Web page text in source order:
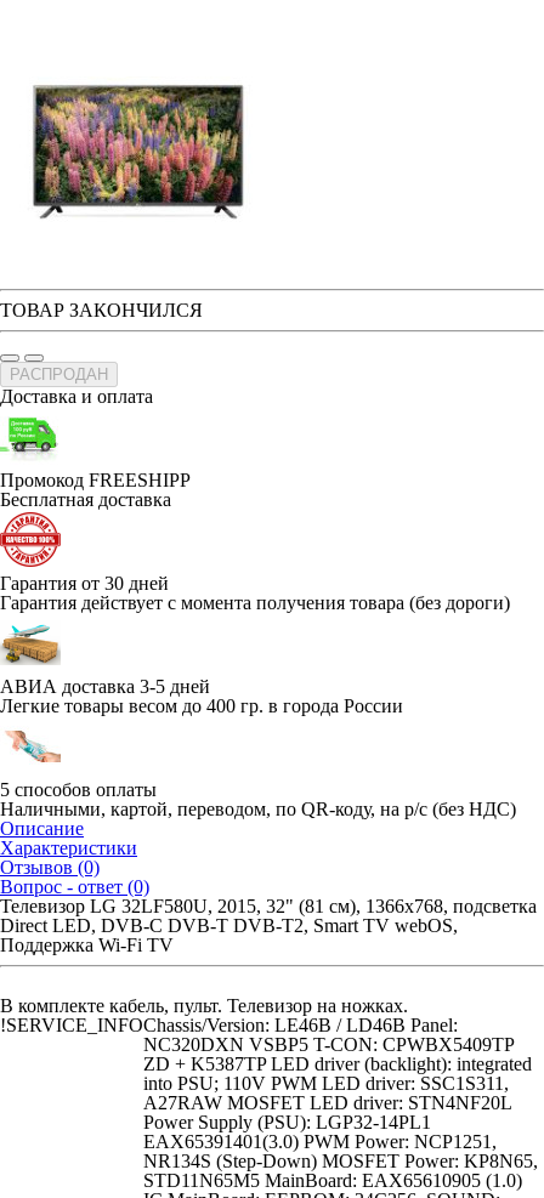
ТОВАР ЗАКОНЧИЛСЯ
РАСПРОДАН
Доставка и оплата
Промокод FREESHIPP
Бесплатная доставка
Гарантия от 30 дней
Гарантия действует с момента получения товара (без дороги)
АВИА доставка 3-5 дней
Легкие товары весом до 400 гр. в города России
5 способов оплаты
Наличными, картой, переводом, по QR-коду, на р/с (без НДС)
Описание
Характеристики
Отзывов (0)
Вопрос - ответ (0)
Телевизор LG 32LF580U, 2015, 32" (81 см), 1366x768, подсветка
Direct LED, DVB-C DVB-T DVB-T2, Smart TV webOS,
Поддержка Wi-Fi TV
В комплекте кабель, пульт. Телевизор на ножках.
!SERVICE_INFOChassis/Version: LE46B / LD46B Panel:
NC320DXN VSBP5 T-CON: CPWBX5409TP
ZD + K5387TP LED driver (backlight): integrated
into PSU; 110V PWM LED driver: SSC1S311,
A27RAW MOSFET LED driver: STN4NF20L
Power Supply (PSU): LGP32-14PL1
EAX65391401(3.0) PWM Power: NCP1251,
NR134S (Step-Down) MOSFET Power: KP8N65,
STD11N65M5 MainBoard: EAX65610905 (1.0)